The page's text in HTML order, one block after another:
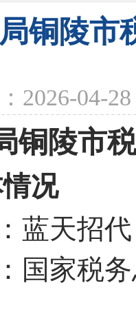
铜陵市
2026-04-
铜陵市
况
蓝天招
国家税